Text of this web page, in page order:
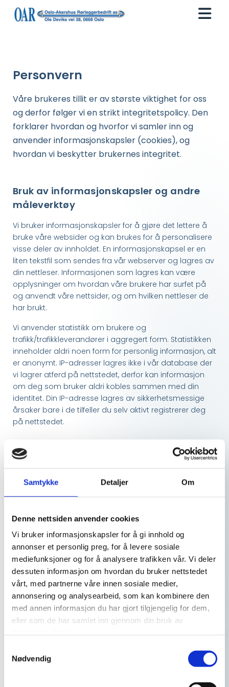
Samtykke Detaljer Om
Denne nettsiden anvender cookies
Vi bruker informasjonskapsler for å gi innhold og
annonser et personlig preg, for å levere sosiale
mediefunksjoner og for å analysere trafikken vår. Vi deler
dessuten informasjon om hvordan du bruker nettstedet
vårt, med partnerne våre innen sosiale medier,
annonsering og analysearbeid, som kan kombinere den
med annen informasjon du har gjort tilgjengelig for dem,
eller som de har samlet inn gjennom din bruk av
Nødvendig
Personvern
Våre brukeres tillit er av største viktighet for oss
og derfor følger vi en strikt integritetspolicy. Den
forklarer hvordan og hvorfor vi samler inn og
anvender informasjonskapsler (cookies), og
hvordan vi beskytter brukernes integritet.
Bruk av informasjonskapsler og andre
måleverktøy
Vi bruker informasjonskapsler for å gjøre det lettere å
bruke våre websider og kan brukes for å personalisere
visse deler av innholdet. En informasjonskapsel er en
liten tekstfil som sendes fra vår webserver og lagres av
din nettleser. Informasjonen som lagres kan være
opplysninger om hvordan våre brukere har surfet på
og anvendt våre nettsider, og om hvilken nettleser de
har brukt.
Vi anvender statistikk om brukere og
trafikk/trafikkleverandører i aggregert form. Statistikken
inneholder aldri noen form for personlig informasjon, alt
er anonymt. IP-adresser lagres ikke i vår database der
vi lagrer atferd på nettstedet, derfor kan informasjon
om deg som bruker aldri kobles sammen med din
identitet. Din IP-adresse lagres av sikkerhetsmessige
årsaker bare i de tilfeller du selv aktivt registrerer deg
på nettstedet.
Formål:
Utvikle og forbedre nettstedet gjennom å forstå
hvordan det anvendes.
Beregne og rapportere brukerantall og trafikk.
Gjøre det lettere for deg å navigere på nettstedet.
Gjøre det mulig for systemet å kjenne igjen faste
brukere for å kunne tilpasse tjenestene.
Iblant anvender vi tredjepartsinformasjonskapsler
fra andre firma for å gjøre markedsundersøkelser
og trafikkmålinger, og for å forbedre
funksjonaliteten på nettstedet.
Slik forhindrer du at informasjonskapsler
Du kan slette informasjonskapsler fra din harddisk når